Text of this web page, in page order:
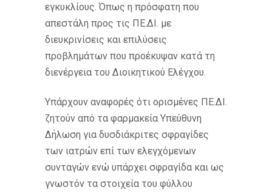
εγκυκλίους. Όπως η πρόσφατη που
απεστάλη προς τις ΠΕ.ΔΙ. με
διευκρινίσεις και επιλύσεις
προβλημάτων που προέκυψαν κατά τη
διενέργεια του Διοικητικού Ελέγχου.
Υπάρχουν αναφορές ότι ορισμένες ΠΕ.ΔΙ.
ζητούν από τα φαρμακεία Υπεύθυνη
Δήλωση για δυσδιάκριτες σφραγίδες
των ιατρών επί των ελεγχόμενων
συνταγών ενώ υπάρχει σφραγίδα και ως
γνωστόν τα στοιχεία του φύλλου